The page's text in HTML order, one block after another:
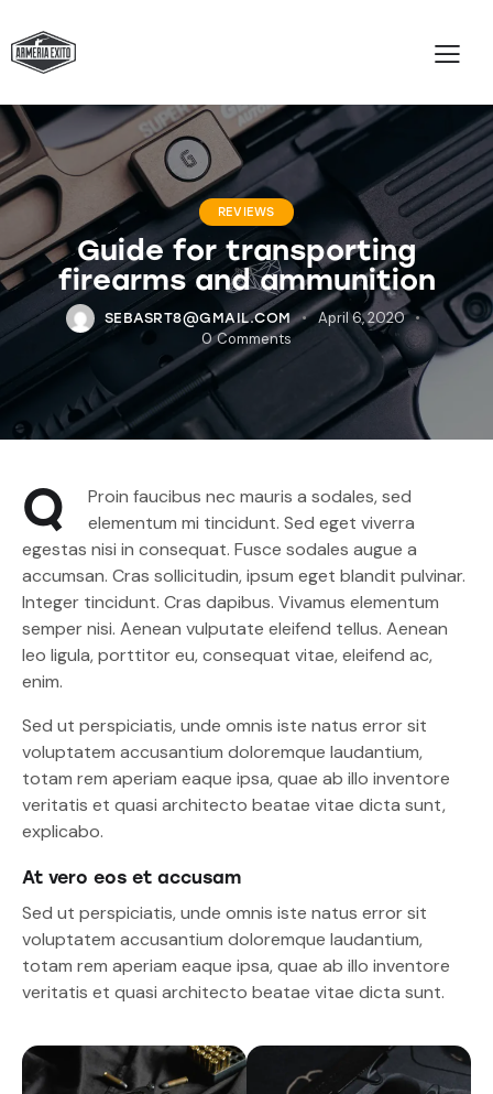
REVIEWS
Guide for transporting
firearms and ammunition
SEBASRT8@GMAIL.COM
April 6, 2020
0 Comments
Q
Proin faucibus nec mauris a sodales, sed
elementum mi tincidunt. Sed eget viverra
egestas nisi in consequat. Fusce sodales augue a
accumsan. Cras sollicitudin, ipsum eget blandit pulvinar.
Integer tincidunt. Cras dapibus. Vivamus elementum
semper nisi. Aenean vulputate eleifend tellus. Aenean
leo ligula, porttitor eu, consequat vitae, eleifend ac,
enim.
Sed ut perspiciatis, unde omnis iste natus error sit
voluptatem accusantium doloremque laudantium,
totam rem aperiam eaque ipsa, quae ab illo inventore
veritatis et quasi architecto beatae vitae dicta sunt,
explicabo.
At vero eos et accusam
Sed ut perspiciatis, unde omnis iste natus error sit
voluptatem accusantium doloremque laudantium,
totam rem aperiam eaque ipsa, quae ab illo inventore
veritatis et quasi architecto beatae vitae dicta sunt.